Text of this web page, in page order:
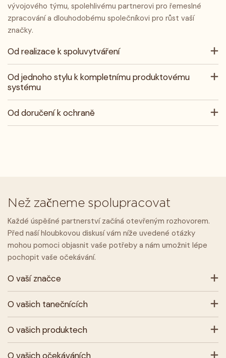
vývojového týmu, spolehlivému partnerovi pro řemeslné
zpracování a dlouhodobému společníkovi pro růst vaší
značky.
Od realizace k spoluvytváření
Od jednoho stylu k kompletnímu produktovému
systému
Od doručení k ochraně
Než začneme spolupracovat
Každé úspěšné partnerství začíná otevřeným rozhovorem.
Před naší hloubkovou diskusí vám níže uvedené otázky
mohou pomoci objasnit vaše potřeby a nám umožnit lépe
pochopit vaše očekávání.
O vaší značce
O vašich tanečnících
O vašich produktech
O vašich očekáváních